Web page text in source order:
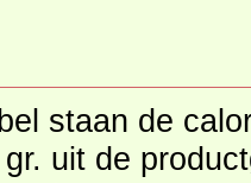
staan de
uit de